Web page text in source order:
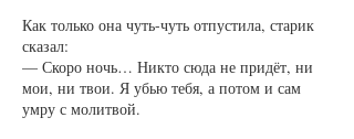
Как толь­ко она чуть-чуть от­пус­ти­ла, ста­рик
ска­зал:
— Ско­ро ночь… Ни­кто сю­да не при­дёт, ни
мои, ни твои. Я убью те­бя, а по­том и сам
умру с мо­лит­вой.